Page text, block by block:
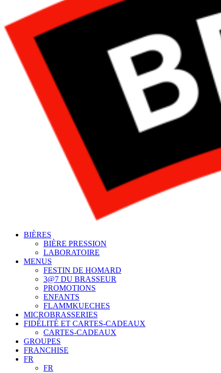
BIÈRES
BIÈRE PRESSION
LABORATOIRE
MENUS
FESTIN DE HOMARD
3@7 DU BRASSEUR
PROMOTIONS
ENFANTS
FLAMMKUECHES
MICROBRASSERIES
FIDÉLITÉ ET CARTES-CADEAUX
CARTES-CADEAUX
GROUPES
FRANCHISE
FR
FR